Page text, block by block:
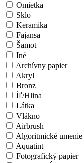
Omietka
Sklo
Keramika
Fajansa
Šamot
Iné
Archívny papier
Akryl
Bronz
Íľ/Hlina
Látka
Vlákno
Airbrush
Algoritmické umenie
Aquatint
Fotografický papier